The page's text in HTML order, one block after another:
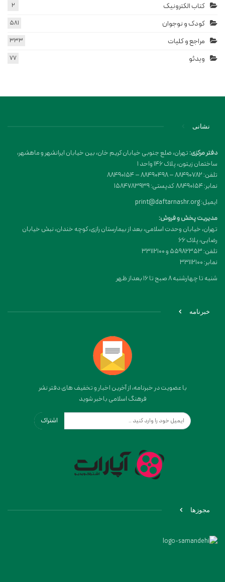
کتاب الکترونیک 2
کودک و نوجوان 581
مراجع و کلیات 333
ویدئو 77
نشانی
دفتر مرکزی:تهران، ضلع جنوبی خیابان کریم خان، بین خیابان ایرانشهر و ماهشهر،
ساختمان زیتون، پلاک 146 واحد 1
تلفن: 88490782 – 88490498 – 88490154
نمابر: 88490154 کدپستی: 1584783939
ایمیل: print@daftarnashr.org
مدیریت پخش و فروش:
تهران، خیابان وحدت اسلامی، بعد از بیمارستان رازی، کوچه خندان، نبش خیابان
رضایی، پلاک ۶۶
تلفن: 55982353 و 33112100
نمابر: 33112100
شنبه تا چهارشنبه 8 صبح تا 16 بعداز ظهر
خبرنامه
با عضویت در خبرنامه، از آخرین اخبار و تخفیف های دفتر نشر
فرهنگ اسلامی باخبر شوید
اشتراک
مجوزها